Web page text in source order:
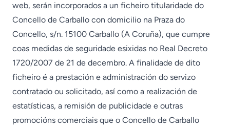
web, serán incorporados a un ficheiro titularidade do
Concello de Carballo con domicilio na Praza do
Concello, s/n. 15100 Carballo (A Coruña), que cumpre
coas medidas de seguridade esixidas no Real Decreto
1720/2007 de 21 de decembro. A finalidade de dito
ficheiro é a prestación e administración do servizo
contratado ou solicitado, así como a realización de
estatísticas, a remisión de publicidade e outras
promocións comerciais que o Concello de Carballo